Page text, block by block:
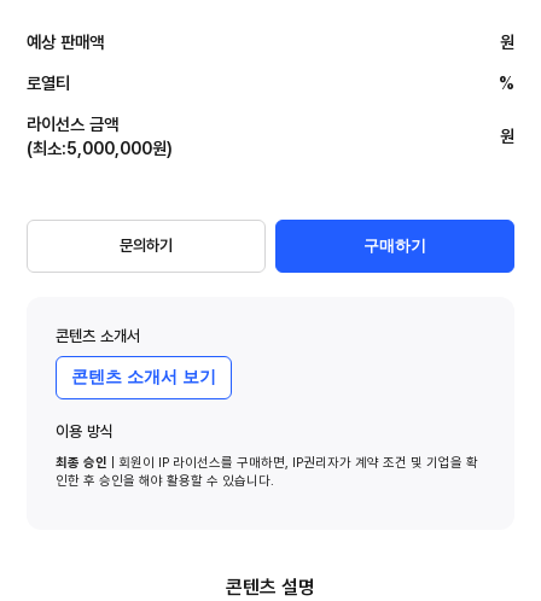
예상 판매액
원
로열티
%
라이선스 금액
(최소:5,000,000원)
원
문의하기 구매하기
콘텐츠 소개서
콘텐츠 소개서 보기
이용 방식
최종 승인 | 회원이 IP 라이선스를 구매하면, IP권리자가 계약 조건 및 기업을 확
인한 후 승인을 해야 활용할 수 있습니다.
콘텐츠 설명